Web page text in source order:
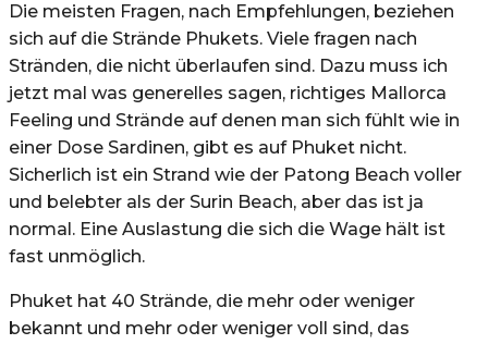
Die meisten Fragen, nach Empfehlungen, beziehen
sich auf die Strände Phukets. Viele fragen nach
Stränden, die nicht überlaufen sind. Dazu muss ich
jetzt mal was generelles sagen, richtiges Mallorca
Feeling und Strände auf denen man sich fühlt wie in
einer Dose Sardinen, gibt es auf Phuket nicht.
Sicherlich ist ein Strand wie der Patong Beach voller
und belebter als der Surin Beach, aber das ist ja
normal. Eine Auslastung die sich die Wage hält ist
fast unmöglich.
Phuket hat 40 Strände, die mehr oder weniger
bekannt und mehr oder weniger voll sind, das